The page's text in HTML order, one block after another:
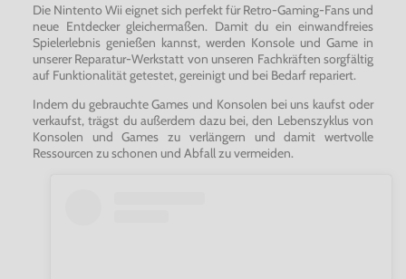
Die Nintento Wii eignet sich perfekt für Retro-Gaming-Fans und
neue Entdecker gleichermaßen. Damit du ein einwandfreies
Spielerlebnis genießen kannst, werden Konsole und Game in
unserer Reparatur-Werkstatt von unseren Fachkräften sorgfältig
auf Funktionalität getestet, gereinigt und bei Bedarf repariert.
Indem du gebrauchte Games und Konsolen bei uns kaufst oder
verkaufst, trägst du außerdem dazu bei, den Lebenszyklus von
Konsolen und Games zu verlängern und damit wertvolle
Ressourcen zu schonen und Abfall zu vermeiden.